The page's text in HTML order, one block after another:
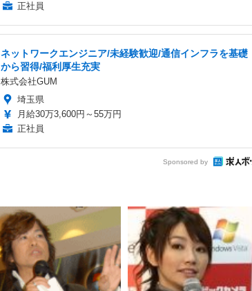
正社員
ネットワークエンジニア/未経験歓迎/通信インフラを基礎
から習得/福利厚生充実
株式会社GUM
埼玉県
月給30万3,600円～55万円
正社員
Sponsored by